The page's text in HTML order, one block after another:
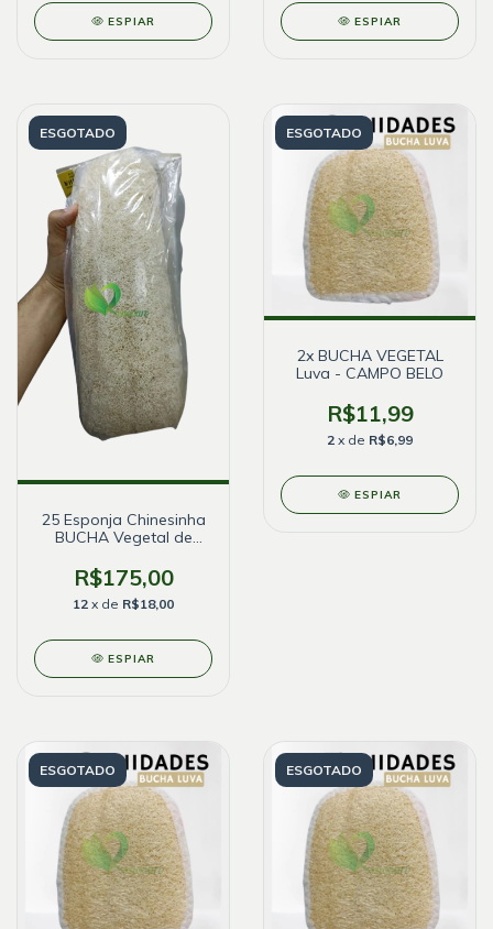
ESPIAR ESPIAR
ESGOTADO
25 Esponja Chinesinha
BUCHA Vegetal de
R$175,00
12 x de R$18,00
ESPIAR
ESGOTADO
2x BUCHA VEGETAL
Luva - CAMPO BELO
R$11,99
2 x de R$6,99
ESPIAR
ESGOTADO ESGOTADO